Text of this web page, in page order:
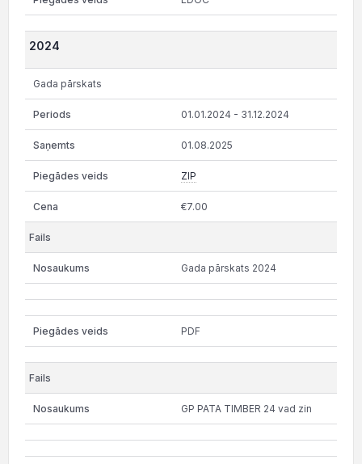
2024
Gada pārskats
01.01.2024 - 31.12.2024
01.08.2025
ZIP
€7.00
Gada pārskats 2024
PDF
GP PATA TIMBER 24 vad zin